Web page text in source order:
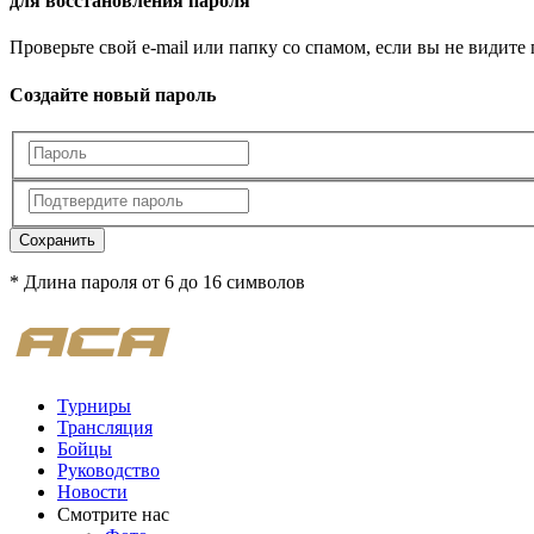
Проверьте свой e-mail или папку со спамом, если вы не видите
Создайте новый пароль
Сохранить
* Длина пароля от 6 до 16 символов
Турниры
Трансляция
Бойцы
Руководство
Новости
Смотрите нас